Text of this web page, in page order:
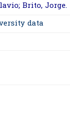
Brito, Jorge.
data